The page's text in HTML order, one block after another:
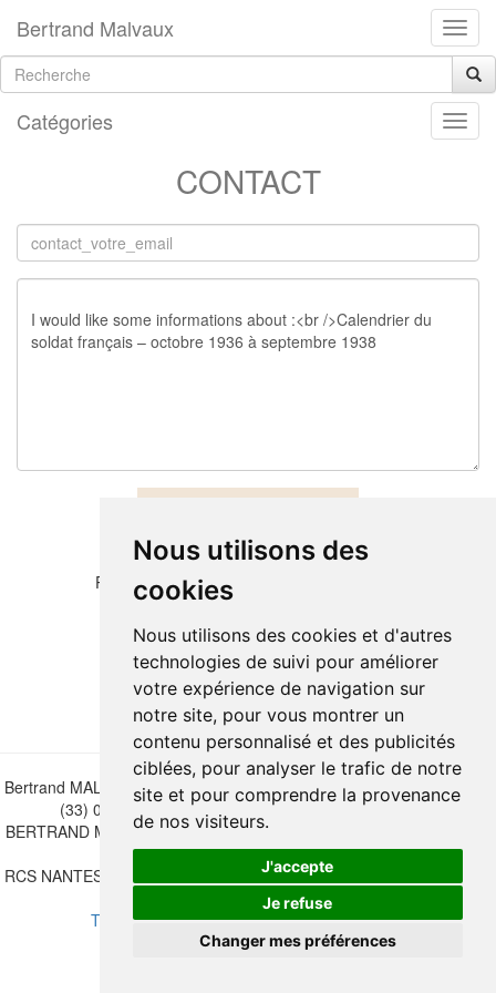
Nous utilisons des
cookies
Nous utilisons des cookies et d'autres
technologies de suivi pour améliorer
votre expérience de navigation sur
notre site, pour vous montrer un
contenu personnalisé et des publicités
ciblées, pour analyser le trafic de notre
site et pour comprendre la provenance
de nos visiteurs.
J'accepte
Je refuse
Changer mes préférences
Bertrand Malvaux
Catégories
CONTACT
Please copy the letters and numbers below:
Bertrand MALVAUX - 22 rue Crébillon, 44000 Nantes - FRANCE - Tél.
(33) 02 40 733 600 — bertrand.malvaux@wanadoo.fr
BERTRAND MALVAUX - ÉDITIONS DU CANONNIER SARL au capital
de 47.000 EUROS
RCS NANTES B 442 295 077 - N° INTRACOMMUNAUTAIRE CEE FR
30 442 295 077
Terms of sales-Update cookies preferences